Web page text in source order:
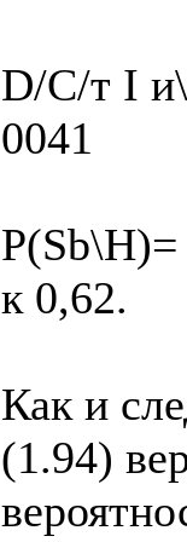
D/С/т I
0041
к 0,62.
Как и
(1.94)